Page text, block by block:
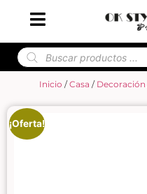
Inicio /Casa / Decoración
¡Oferta!